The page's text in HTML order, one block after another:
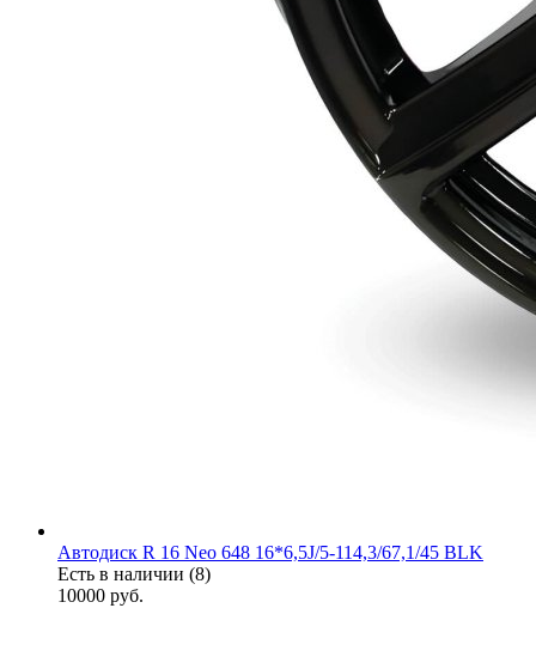
Автодиск R 16 Neo 648 16*6,5J/5-114,3/67,1/45 BLK
Есть в наличии (8)
10000 руб.